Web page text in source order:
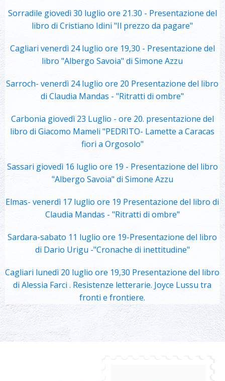
Sorradile giovedì 30 luglio ore 21.30 - Presentazione del
libro di Cristiano Idini "Il prezzo da pagare"
Cagliari venerdì 24 luglio ore 19,30 - Presentazione del
libro "Albergo Savoia" di Simone Azzu
Sarroch- venerdì 24 luglio ore 20 Presentazione del libro
di Claudia Mandas - "Ritratti di ombre"
Carbonia giovedì 23 Luglio - ore 20. presentazione del
libro di Giacomo Mameli "PEDRITO- Lamette a Caracas
fiori a Orgosolo"
Sassari giovedì 16 luglio ore 19 - Presentazione del libro
"Albergo Savoia" di Simone Azzu
Elmas- venerdì 17 luglio ore 19 Presentazione del libro di
Claudia Mandas - "Ritratti di ombre"
Sardara-sabato 11 luglio ore 19-Presentazione del libro
di Dario Urigu -"Cronache di inettitudine"
Cagliari lunedì 20 luglio ore 19,30 Presentazione del libro
di Alessia Farci . Resistenze letterarie. Joyce Lussu tra
fronti e frontiere.